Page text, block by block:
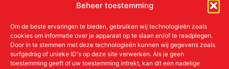
Beheer toestemming
Om de beste ervaringen te bieden, gebruiken wij technologieën zoals
cookies om informatie over je apparaat op te slaan en/of te raadplegen.
Door in te stemmen met deze technologieën kunnen wij gegevens zoals
surfgedrag of unieke ID's op deze site verwerken. Als je geen
toestemming geeft of uw toestemming intrekt, kan dit een nadelige
Rijksweg West 83
9608 PB Westerbroek
E-mail:siktoares@liudger.nl